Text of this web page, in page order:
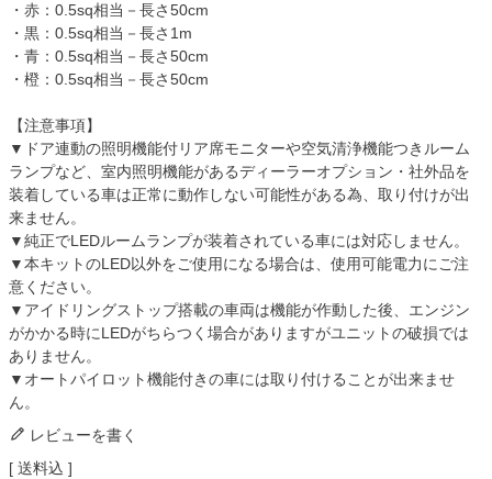
・赤：0.5sq相当－長さ50cm
・黒：0.5sq相当－長さ1m
・青：0.5sq相当－長さ50cm
・橙：0.5sq相当－長さ50cm
【注意事項】
▼ドア連動の照明機能付リア席モニターや空気清浄機能つきルーム
ランプなど、室内照明機能があるディーラーオプション・社外品を
装着している車は正常に動作しない可能性がある為、取り付けが出
来ません。
▼純正でLEDルームランプが装着されている車には対応しません。
▼本キットのLED以外をご使用になる場合は、使用可能電力にご注
意ください。
▼アイドリングストップ搭載の車両は機能が作動した後、エンジン
がかかる時にLEDがちらつく場合がありますがユニットの破損では
ありません。
▼オートパイロット機能付きの車には取り付けることが出来ませ
ん。
レビューを書く
送料込